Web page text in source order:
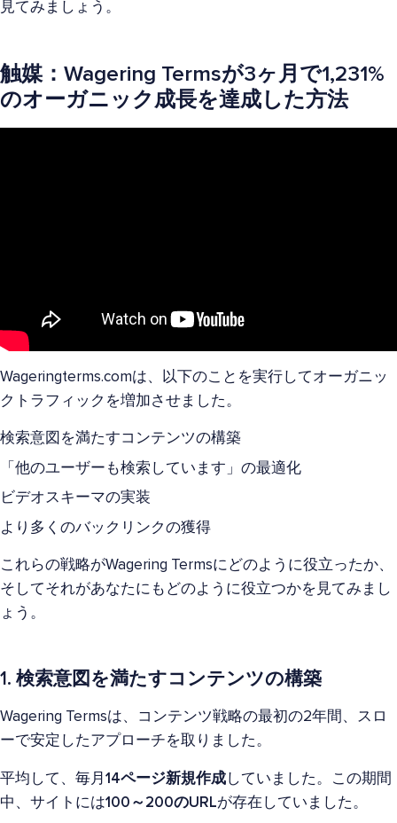
見てみましょう。
触媒：Wagering Termsが3ヶ月で1,231%
のオーガニック成長を達成した方法
Wageringterms.comは、以下のことを実行してオーガニッ
クトラフィックを増加させました。
検索意図を満たすコンテンツの構築
「他のユーザーも検索しています」の最適化
ビデオスキーマの実装
より多くのバックリンクの獲得
これらの戦略がWagering Termsにどのように役立ったか、
そしてそれがあなたにもどのように役立つかを見てみまし
ょう。
1. 検索意図を満たすコンテンツの構築
Wagering Termsは、コンテンツ戦略の最初の2年間、スロ
ーで安定したアプローチを取りました。
平均して、毎月 14ページ新規作成していました。この期間
中、サイトには100～200のURLが存在していました。